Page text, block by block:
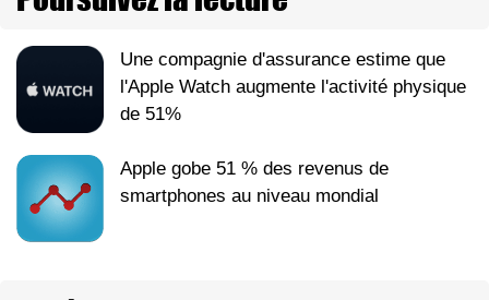
Une compagnie d'assurance estime que
l'Apple Watch augmente l'activité physique
de 51%
Apple gobe 51 % des revenus de
smartphones au niveau mondial